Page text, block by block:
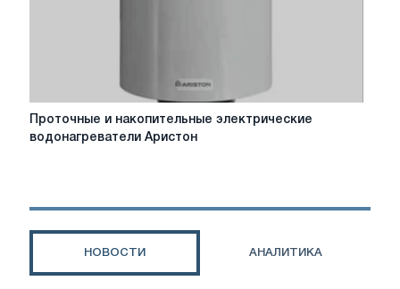
Проточные
Аристон
Проточные и накопительные электрические
водонагреватели Аристон
НОВОСТИ АНАЛИТИКА